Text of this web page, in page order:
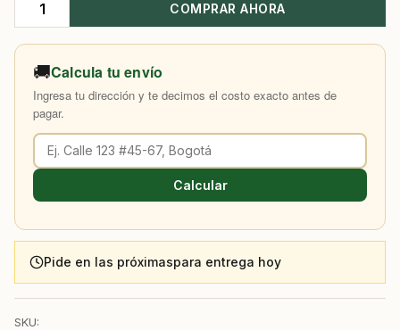
Arreglo
Funebre
Bogota
cantidad
COMPRAR AHORA
🚚Calcula tu envío
Ingresa tu dirección y te decimos el costo exacto antes de
pagar.
Calcular
Pide en las próximaspara entrega hoy
SKU: